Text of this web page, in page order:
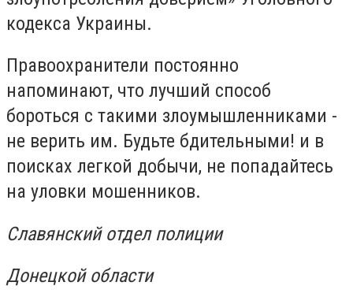
кодекса Украины.
Правоохранители постоянно
напоминают, что лучший способ
бороться с такими злоумышленниками -
не верить им. Будьте бдительными! и в
поисках легкой добычи, не попадайтесь
на уловки мошенников.
Славянский отдел полиции
Донецкой области